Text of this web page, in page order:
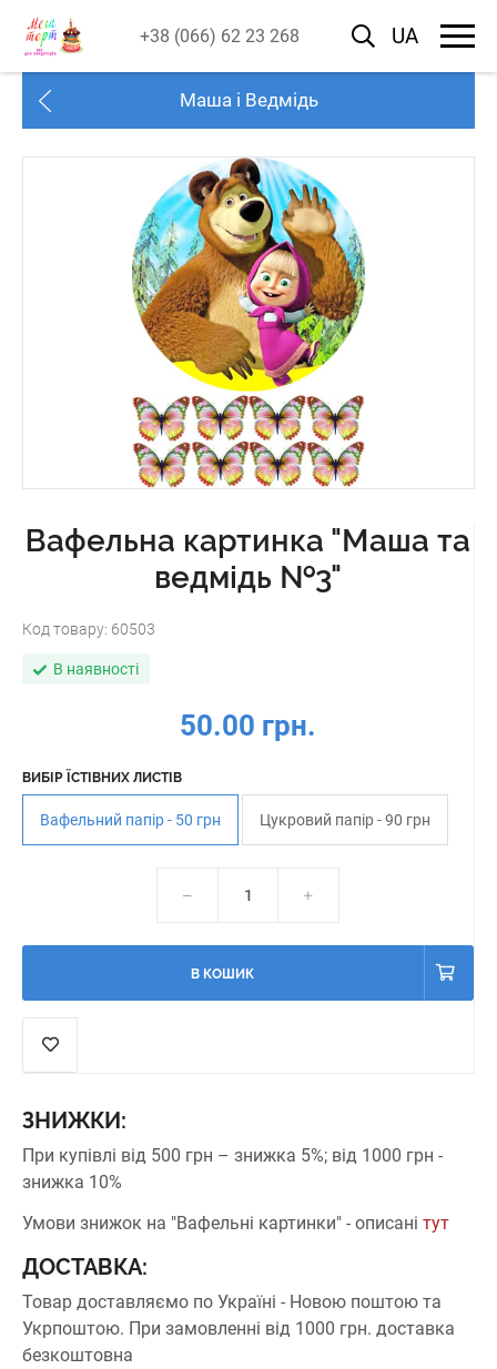
+38 (066) 62 23 268 UA
Маша і Ведмідь
Вафельна картинка "Маша та
ведмідь №3"
Код товару: 60503
В наявності
50.00 грн.
ВИБІР ЇСТІВНИХ ЛИСТІВ
Вафельний папір - 50 грн Цукровий папір - 90 грн
В КОШИК
ЗНИЖКИ:
При купівлі від 500 грн – знижка 5%; від 1000 грн -
знижка 10%
Умови знижок на "Вафельні картинки" - описані тут
ДОСТАВКА:
Товар доставляємо по Україні - Новою поштою та
Укрпоштою. При замовленні від 1000 грн. доставка
безкоштовна